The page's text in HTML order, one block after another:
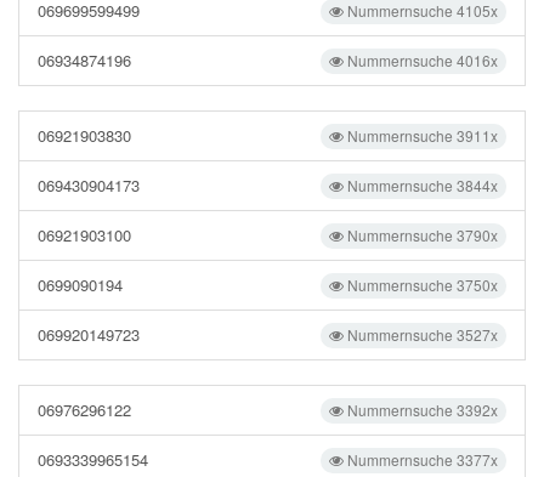
Nummernsuche 4105x
069699599499
Nummernsuche 4016x
06934874196
Nummernsuche 3911x
06921903830
Nummernsuche 3844x
069430904173
Nummernsuche 3790x
06921903100
Nummernsuche 3750x
0699090194
Nummernsuche 3527x
069920149723
Nummernsuche 3392x
06976296122
Nummernsuche 3377x
0693339965154